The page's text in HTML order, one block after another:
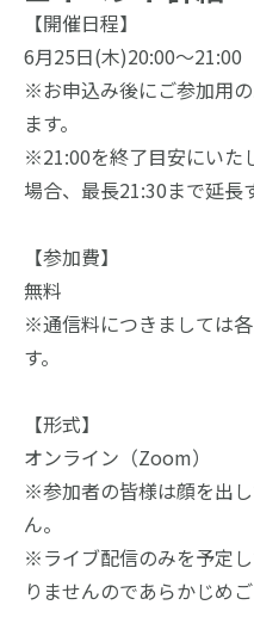
【開催日程】
6月25日(木)20:00～21:00
※お申込み後にご参加用
ます。
※21:00を終了目安にいた
場合、最長21:30まで延長
【参加費】
無料
※通信料につきましては
す。
【形式】
オンライン（Zoom）
※参加者の皆様は顔を出
ん。
※ライブ配信のみを予定
りませんのであらかじめ